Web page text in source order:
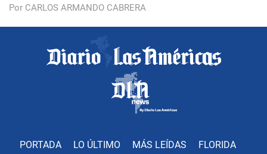
Por CARLOS ARMANDO CABRERA
PORTADA LO ÚLTIMO MÁS LEÍDAS FLORIDA